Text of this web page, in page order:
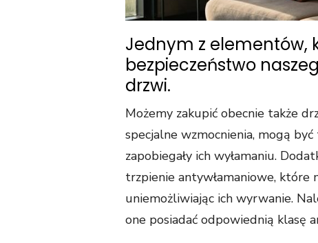
Jednym z elementów,
bezpieczeństwo
drzwi.
Możemy zakupić obecnie także
specjalne wzmocnienia, mogą
zapobiegały ich wyłamaniu.
trzpienie antywłamaniowe, które
uniemożliwiając ich wyrwanie.
one posiadać odpowiednią klasę